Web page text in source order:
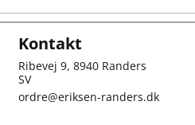
Kontakt
Ribevej 9, 8940 Randers
SV
ordre@eriksen-randers.dk